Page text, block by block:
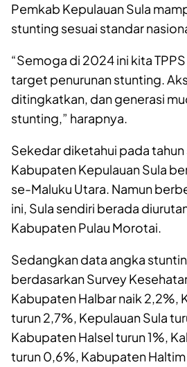
Pemkab Kepulauan Sula
stunting sesuai standar
“Semoga di 2024 ini kita
target penurunan stunting.
ditingkatkan, dan generasi
stunting,” harapnya.
Sekedar diketahui pada
Kabupaten Kepulauan Sula
se-Maluku Utara. Namun
ini, Sula sendiri berada
Kabupaten Pulau Morotai.
Sedangkan data angka
berdasarkan Survey
Kabupaten Halbar naik 2,2%,
turun 2,7%, Kepulauan Sula
Kabupaten Halsel turun 1%,
turun 0,6%, Kabupaten Haltim